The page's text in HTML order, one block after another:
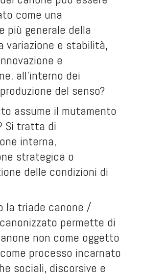
come una
più generale della
variazione e stabilità,
e
all’interno dei
del senso?
assume il mutamento
Si tratta di
interna,
strategica o
delle condizioni di
la triade canone /
permette di
non come oggetto
processo incarnato
sociali, discorsive e